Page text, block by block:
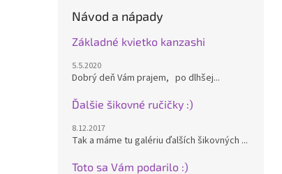
Návod a nápady
Základné kvietko kanzashi
5.5.2020
Dobrý deň Vám prajem, po dlhšej...
Ďalšie šikovné ručičky :)
8.12.2017
Tak a máme tu galériu ďalších šikovných ...
Toto sa Vám podarilo :)